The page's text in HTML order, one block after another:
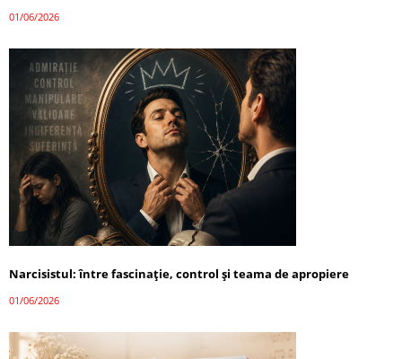
01/06/2026
Narcisistul: între fascinație, control și teama de apropiere
01/06/2026